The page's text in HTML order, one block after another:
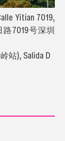
Yitian 7019,
路7019号深圳
站), Salida D